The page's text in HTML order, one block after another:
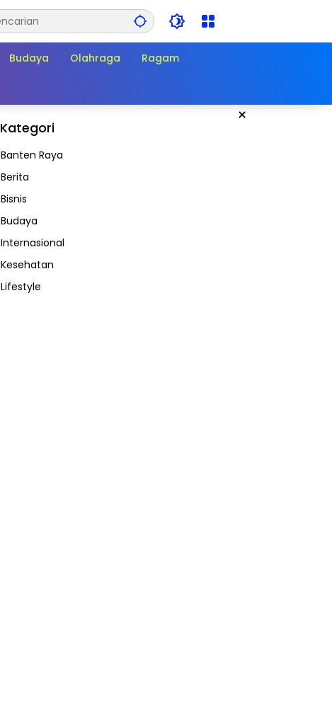
Budaya Olahraga Ragam
×
Kategori
Banten Raya
Berita
Bisnis
Budaya
Internasional
Kesehatan
Lifestyle